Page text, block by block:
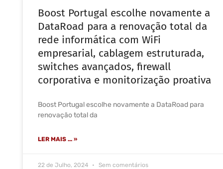
Boost Portugal escolhe novamente a
DataRoad para a renovação total da
rede informática com WiFi
empresarial, cablagem estruturada,
switches avançados, firewall
corporativa e monitorização proativa
Boost Portugal escolhe novamente a DataRoad para
renovação total da
LER MAIS ... »
22 de Julho, 2024 Sem comentários